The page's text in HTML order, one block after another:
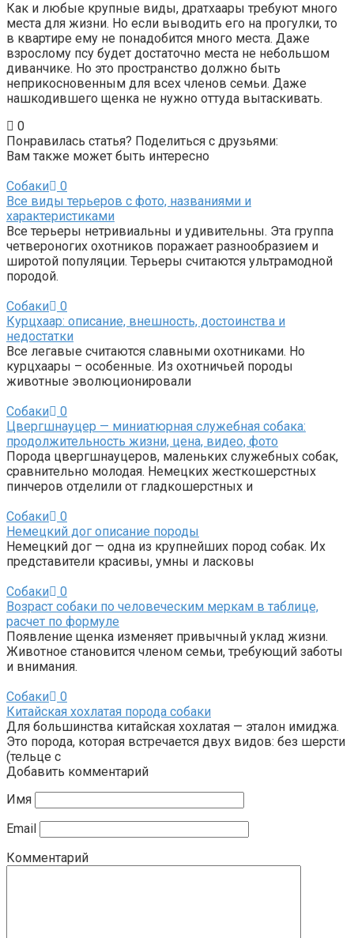
Как и любые крупные виды, дратхаары требуют много
места для жизни. Но если выводить его на прогулки, то
в квартире ему не понадобится много места. Даже
взрослому псу будет достаточно места не небольшом
диванчике. Но это пространство должно быть
неприкосновенным для всех членов семьи. Даже
нашкодившего щенка не нужно оттуда вытаскивать.
0
Понравилась статья? Поделиться с друзьями:
Вам также может быть интересно
Собаки
0
Все виды терьеров с фото, названиями и
характеристиками
Все терьеры нетривиальны и удивительны. Эта группа
четвероногих охотников поражает разнообразием и
широтой популяции. Терьеры считаются ультрамодной
породой.
Собаки
0
Курцхаар: описание, внешность, достоинства и
недостатки
Все легавые считаются славными охотниками. Но
курцхаары – особенные. Из охотничьей породы
животные эволюционировали
Собаки
0
Цвергшнауцер — миниатюрная служебная собака:
продолжительность жизни, цена, видео, фото
Порода цвергшнауцеров, маленьких служебных собак,
сравнительно молодая. Немецких жесткошерстных
пинчеров отделили от гладкошерстных и
Собаки
0
Немецкий дог описание породы
Немецкий дог — одна из крупнейших пород собак. Их
представители красивы, умны и ласковы
Собаки
0
Возраст собаки по человеческим меркам в таблице,
расчет по формуле
Появление щенка изменяет привычный уклад жизни.
Животное становится членом семьи, требующий заботы
и внимания.
Собаки
0
Китайская хохлатая порода собаки
Для большинства китайская хохлатая — эталон имиджа.
Это порода, которая встречается двух видов: без шерсти
(тельце с
Добавить комментарий
Имя
Email
Комментарий